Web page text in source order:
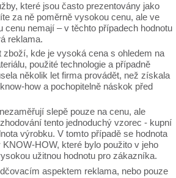
které jsou často prezentovány jako
za ně poměrně vysokou cenu, ale ve
cenu nemají – v těchto případech hodnotu
reklama.
zboží, kde je vysoká cena s ohledem na
použité technologie a případně
několik let firma provádět, než získala
how a pochopitelně náskok před
slepě pouze na cenu, ale
tento jednoduchý vzorec - kupní
výrobku. V tomto případě se hodnota
HOW, které bylo použito v jeho
užitnou hodnotu pro zákazníka.
aspektem reklama, nebo pouze